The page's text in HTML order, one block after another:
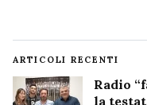
ARTICOLI RECENTI
Radio
la